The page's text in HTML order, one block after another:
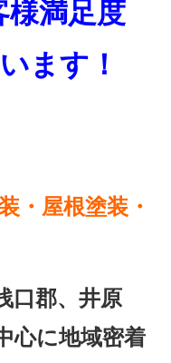
様満足度
ます！
・屋根塗装・
口郡、井原
心に地域密着